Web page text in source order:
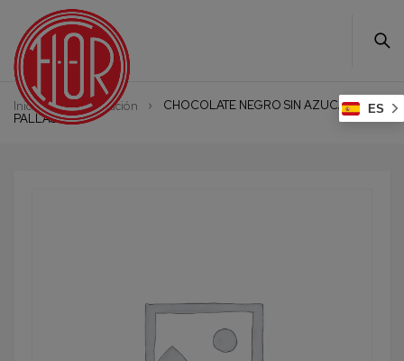
Inicio Alimentación
CHOCOLATE NEGRO SIN AZUCAR
PALLÁS
ES